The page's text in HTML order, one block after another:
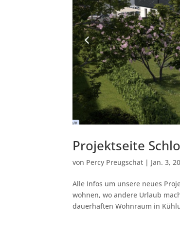
Projektseite
von Percy Preugschat | Jan. 3,
Alle Infos um unsere neues
wohnen, wo andere Urlaub
dauerhaften Wohnraum in